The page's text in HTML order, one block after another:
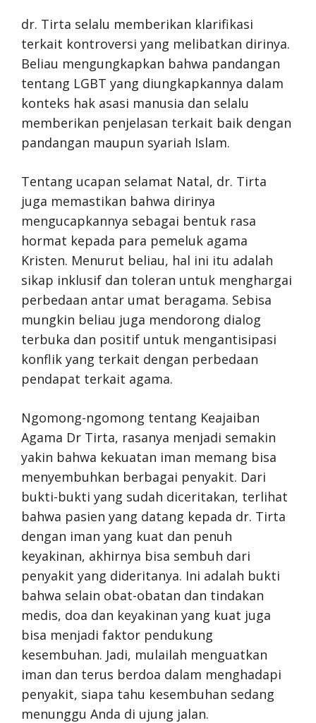
dr. Tirta selalu memberikan klarifikasi
terkait kontroversi yang melibatkan dirinya.
Beliau mengungkapkan bahwa pandangan
tentang LGBT yang diungkapkannya dalam
konteks hak asasi manusia dan selalu
memberikan penjelasan terkait baik dengan
pandangan maupun syariah Islam.
Tentang ucapan selamat Natal, dr. Tirta
juga memastikan bahwa dirinya
mengucapkannya sebagai bentuk rasa
hormat kepada para pemeluk agama
Kristen. Menurut beliau, hal ini itu adalah
sikap inklusif dan toleran untuk menghargai
perbedaan antar umat beragama. Sebisa
mungkin beliau juga mendorong dialog
terbuka dan positif untuk mengantisipasi
konflik yang terkait dengan perbedaan
pendapat terkait agama.
Ngomong-ngomong tentang Keajaiban
Agama Dr Tirta, rasanya menjadi semakin
yakin bahwa kekuatan iman memang bisa
menyembuhkan berbagai penyakit. Dari
bukti-bukti yang sudah diceritakan, terlihat
bahwa pasien yang datang kepada dr. Tirta
dengan iman yang kuat dan penuh
keyakinan, akhirnya bisa sembuh dari
penyakit yang dideritanya. Ini adalah bukti
bahwa selain obat-obatan dan tindakan
medis, doa dan keyakinan yang kuat juga
bisa menjadi faktor pendukung
kesembuhan. Jadi, mulailah menguatkan
iman dan terus berdoa dalam menghadapi
penyakit, siapa tahu kesembuhan sedang
menunggu Anda di ujung jalan.